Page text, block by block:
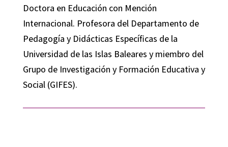
Doctora en Educación con Mención
Internacional. Profesora del Departamento de
Pedagogía y Didácticas Específicas de la
Universidad de las Islas Baleares y miembro del
Grupo de Investigación y Formación Educativa y
Social (GIFES).